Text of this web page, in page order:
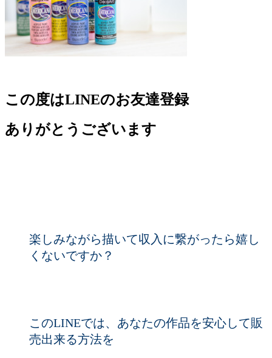
この度はLINEのお友達登録
ありがとうございます
楽しみながら描いて収入に繋がったら嬉し
くないですか？
このLINEでは、あなたの作品を安心して販
売出来る方法を